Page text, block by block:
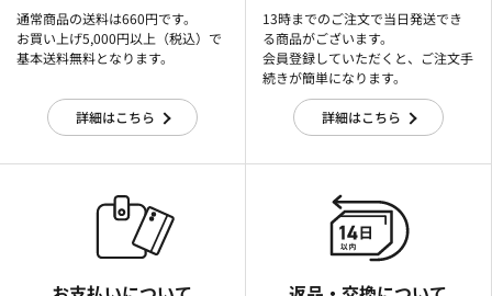
通常商品の送料は660円です。
お買い上げ5,000円以上（税込）で
基本送料無料となります。
詳細はこちら
13時までのご注文で当日発送でき
る商品がございます。
会員登録していただくと、ご注文手
続きが簡単になります。
詳細はこちら